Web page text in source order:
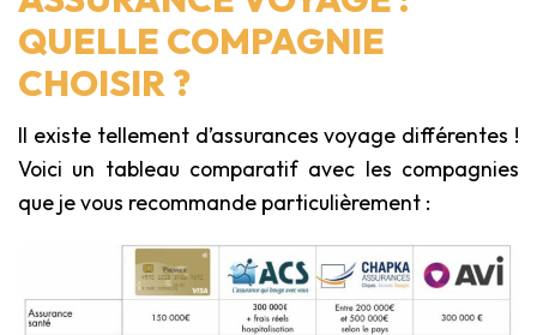
QUELLE COMPAGNIE
CHOISIR ?
Il existe tellement d’assurances voyage différentes !
Voici un tableau comparatif avec les compagnies
que je vous recommande particulièrement :